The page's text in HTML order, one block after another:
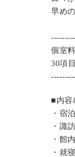
早め
個室
30項
■内容
・宿
・諏
・館
・就